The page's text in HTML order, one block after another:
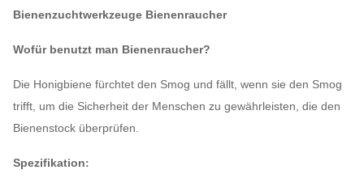
Bienenzuchtwerkzeuge Bienenraucher
Wofür benutzt man Bienenraucher?
Die Honigbiene fürchtet den Smog und fällt, wenn sie den Smog
trifft, um die Sicherheit der Menschen zu gewährleisten, die den
Bienenstock überprüfen.
Spezifikation: